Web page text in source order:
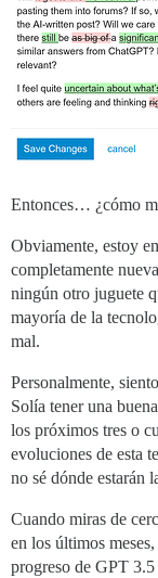
Entonces… ¿cómo
Obviamente, estoy
completamente
ningún otro juguete
mayoría de la
mal.
Personalmente,
Solía tener una
los próximos tres o
evoluciones de esta
no sé dónde estarán
Cuando miras de
en los últimos
progreso de GPT 3.5